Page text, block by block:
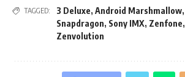
TAGGED: 3 Deluxe, Android Marshmallow,
Snapdragon, Sony IMX, Zenfone,
Zenvolution